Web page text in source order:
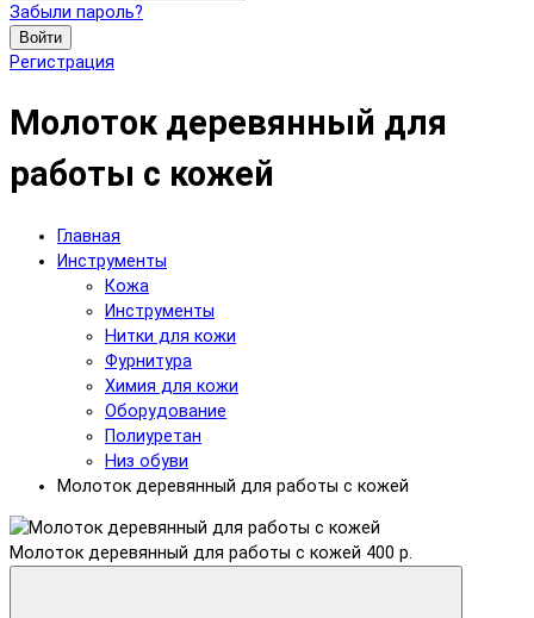
Забыли пароль?
Войти
Регистрация
Молоток деревянный для
работы с кожей
Главная
Инструменты
Кожа
Инструменты
Нитки для кожи
Фурнитура
Химия для кожи
Оборудование
Полиуретан
Низ обуви
Молоток деревянный для работы с кожей
Молоток деревянный для работы с кожей 400 р.